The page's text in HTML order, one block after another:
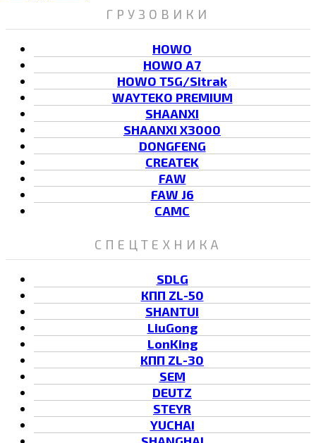
ГРУЗОВИКИ
HOWO
HOWO A7
HOWO T5G/Sitrak
WAYTEKO PREMIUM
SHAANXI
SHAANXI X3000
DONGFENG
CREATEK
FAW
FAW J6
CAMC
СПЕЦТЕХНИКА
SDLG
КПП ZL-50
SHANTUI
LiuGong
LonKing
КПП ZL-30
SEM
DEUTZ
STEYR
YUCHAI